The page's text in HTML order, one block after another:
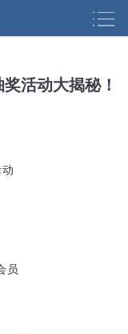
活动大揭秘！
员